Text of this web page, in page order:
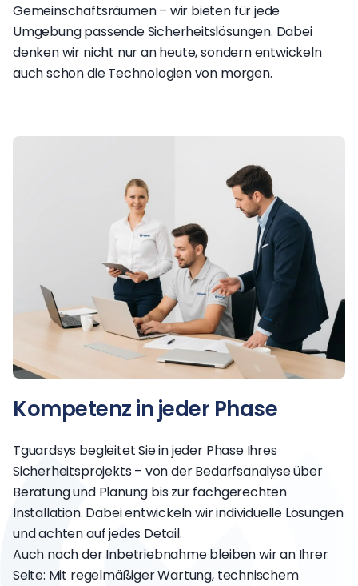
Gemeinschaftsräumen – wir bieten für jede
Umgebung passende Sicherheitslösungen. Dabei
denken wir nicht nur an heute, sondern entwickeln
auch schon die Technologien von morgen.
Kompetenz in jeder Phase
Tguardsys begleitet Sie in jeder Phase Ihres
Sicherheitsprojekts – von der Bedarfsanalyse über
Beratung und Planung bis zur fachgerechten
Installation. Dabei entwickeln wir individuelle Lösungen
und achten auf jedes Detail.
Auch nach der Inbetriebnahme bleiben wir an Ihrer
Seite: Mit regelmäßiger Wartung, technischem